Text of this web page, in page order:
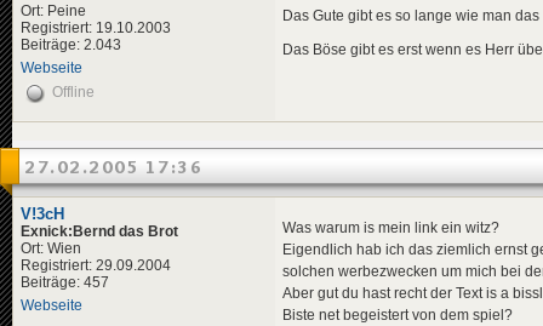
Ort: Peine
Registriert: 19.10.2003
Beiträge: 2.043
Webseite
Das Gute gibt es so lange wie man
Das Böse gibt es erst wenn es Herr
Offline
27.02.2005 17:36
V!3cH
Exnick:Bernd das Brot
Ort: Wien
Registriert: 29.09.2004
Beiträge: 457
Webseite
Was warum is mein link ein witz?
Eigendlich hab ich das ziemlich ernst
solchen werbezwecken um mich bei
Aber gut du hast recht der Text is a
Biste net begeistert von dem spiel?